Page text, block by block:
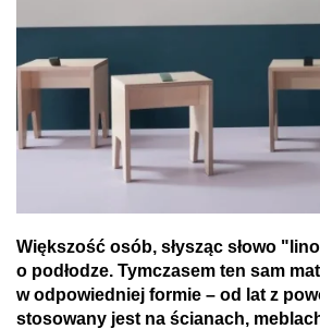
Większość osób, słysząc słowo
o podłodze. Tymczasem ten sam
w odpowiedniej formie – od lat z
stosowany jest na ścianach,